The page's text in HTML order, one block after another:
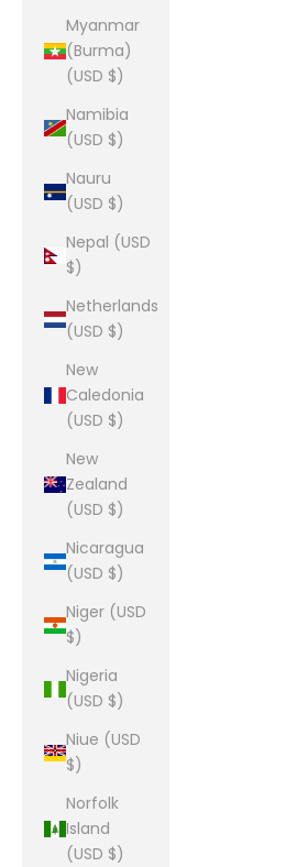
Myanmar
(Burma)
(USD $)
Namibia
(USD $)
Nauru
(USD $)
Nepal (USD
$)
Netherlands
(USD $)
New
Caledonia
(USD $)
New
Zealand
(USD $)
Nicaragua
(USD $)
Niger (USD
$)
Nigeria
(USD $)
Niue (USD
$)
Norfolk
Island
(USD $)